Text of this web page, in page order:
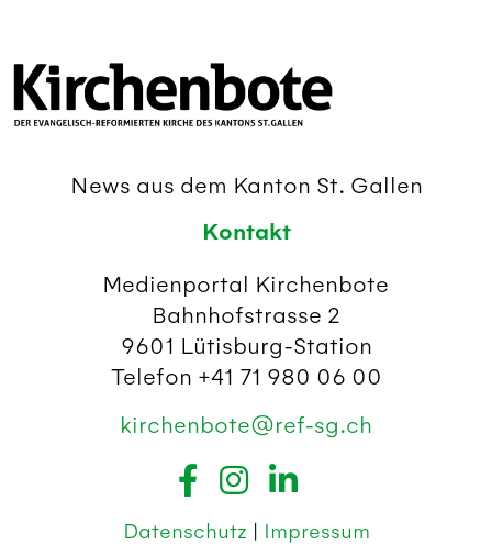
News aus dem Kanton St. Gallen
Kontakt
Medienportal Kirchenbote
Bahnhofstrasse 2
9601 Lütisburg-Station
Telefon +41 71 980 06 00
kirchenbote@ref-sg.ch
Datenschutz | Impressum